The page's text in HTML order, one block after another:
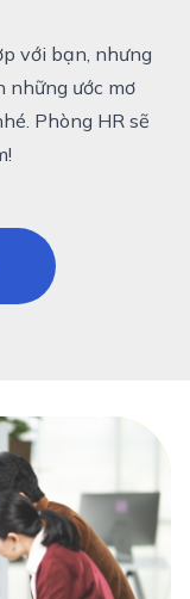
với bạn, nhưng
những ước mơ
Phòng HR sẽ